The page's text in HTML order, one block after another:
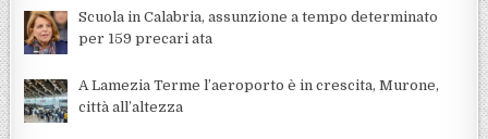
Scuola in Calabria, assunzione a tempo determinato
per 159 precari ata
A Lamezia Terme l’aeroporto è in crescita, Murone,
città all’altezza